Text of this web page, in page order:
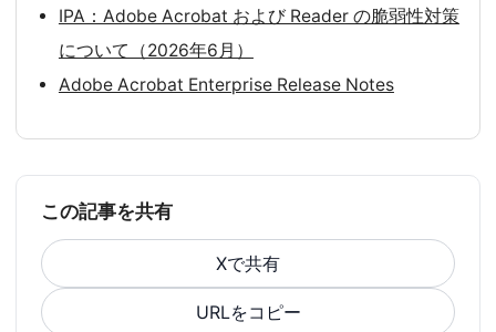
IPA：Adobe Acrobat および Reader の脆弱性対策
について（2026年6月）
Adobe Acrobat Enterprise Release Notes
この記事を共有
Xで共有
URLをコピー